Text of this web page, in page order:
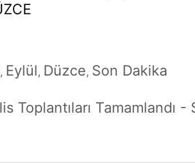
, Eylül, Düzce, Son Dakika
Toplantıları Tamamlandı -